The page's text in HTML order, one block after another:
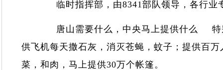
临时指挥部，由8341部队领导，各行
唐山需要什么，中央马上提供什么 特别
供飞机每天撒石灰，消灭苍蝇，蚊子；提供百
菜，和肉，马上提供30万个帐篷。